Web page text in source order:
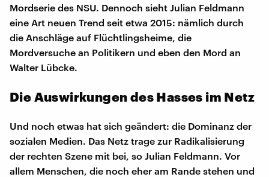
Mordserie des NSU. Dennoch sieht Julian Feldmann
eine Art neuen Trend seit etwa 2015: nämlich durch
die Anschläge auf Flüchtlingsheime, die
Mordversuche an Politikern und eben den Mord an
Walter Lübcke.
Die Auswirkungen des Hasses im Netz
Und noch etwas hat sich geändert: die Dominanz der
sozialen Medien. Das Netz trage zur Radikalisierung
der rechten Szene mit bei, so Julian Feldmann. Vor
allem Menschen, die noch eher am Rande stehen und